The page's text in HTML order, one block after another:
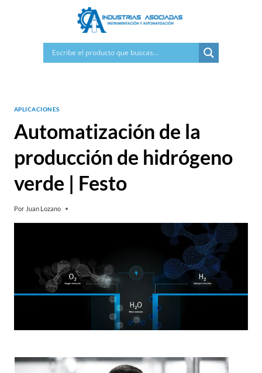
APLICACIONES
Automatización de la
producción de hidrógeno
verde | Festo
Por Juan Lozano